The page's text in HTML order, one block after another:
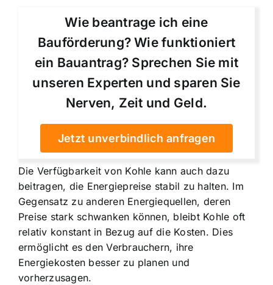
Wie beantrage ich eine
Bauförderung? Wie funktioniert
ein Bauantrag? Sprechen Sie mit
unseren Experten und sparen Sie
Nerven, Zeit und Geld.
Jetzt unverbindlich anfragen
Die Verfügbarkeit von Kohle kann auch dazu
beitragen, die Energiepreise stabil zu halten. Im
Gegensatz zu anderen Energiequellen, deren
Preise stark schwanken können, bleibt Kohle oft
relativ konstant in Bezug auf die Kosten. Dies
ermöglicht es den Verbrauchern, ihre
Energiekosten besser zu planen und
vorherzusagen.